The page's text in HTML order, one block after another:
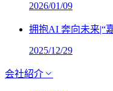
2026/01/09
拥抱AI 奔向未来|“
2025/12/29
会社紹介